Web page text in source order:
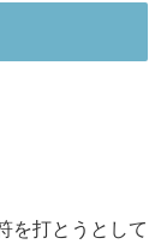
を打とうとして